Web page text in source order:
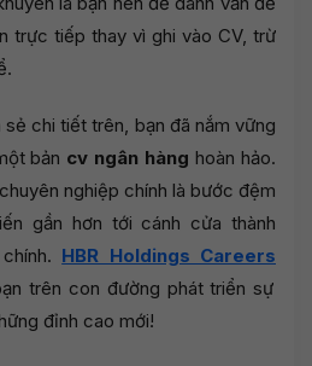
trực tiếp thay vì ghi vào CV, trừ
chi tiết trên, bạn đã nắm vững
bản cv ngân hàng hoàn hảo.
nghiệp chính là bước đệm
gần hơn tới cánh cửa thành
HBR Holdings Careers
trên con đường phát triển sự
đỉnh cao mới!